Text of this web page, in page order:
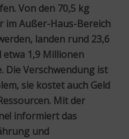
Von den 70,5 kg
im Außer-Haus-Bereich
landen rund 23,6
etwa 1,9 Millionen
Die Verschwendung ist
sie kostet auch Geld
Mit der
informiert das
und